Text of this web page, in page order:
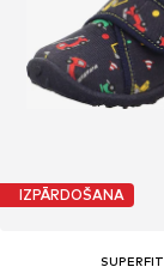
IZPĀRDOŠANA
SUPERFIT